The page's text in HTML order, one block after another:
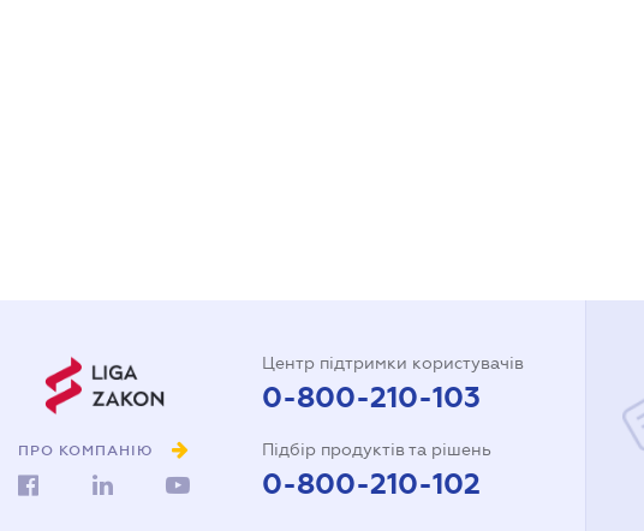
ПРО КОМПАНІЮ
Центр підтримки користувачів
0-800-210-103
Підбір продуктів та рішень
0-800-210-102